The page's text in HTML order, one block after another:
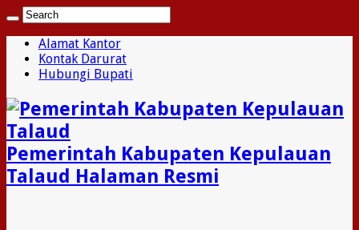
Alamat Kantor
Kontak Darurat
Hubungi Bupati
Pemerintah Kabupaten Kepulauan
Talaud Halaman Resmi